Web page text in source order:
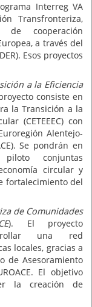
Interreg VA
Transfronteriza,
cooperación
a través del
Esos proyectos
a la Eficiencia
consiste en
la Transición a la
(CETEEEC) con
Alentejo-
Se pondrán en
conjuntas
circular y
fortalecimiento del
de Comunidades
). El proyecto
una red
locales, gracias a
de Asesoramiento
El objetivo
la creación de